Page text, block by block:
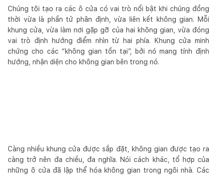
Chúng tôi tạo ra các ô cửa có vai trò nổi bật khi chúng đồng
thời vừa là phần tử phân định, vừa liên kết không gian. Mỗi
khung cửa, vừa làm nơi gặp gỡ của hai không gian, vừa đóng
vai trò định hướng điểm nhìn từ hai phía. Khung cửa minh
chứng cho các “không gian tồn tại”, bởi nó mang tính định
hướng, nhận diện cho không gian bên trong nó.
Càng nhiều khung cửa được sắp đặt, không gian được tạo ra
càng trở nên đa chiều, đa nghĩa. Nói cách khác, tổ hợp của
những ô cửa đã lập thể hóa không gian trong ngôi nhà. Các